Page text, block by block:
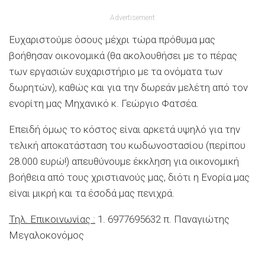
Advertisement
Ευχαριστούμε όσους μέχρι τώρα πρόθυμα μας
βοήθησαν οικονομικά (θα ακολουθήσει με το πέρας
των εργασιών ευχαριστήριο με τα ονόματα των
δωρητών), καθώς και για την δωρεάν μελέτη από τον
ενορίτη μας Μηχανικό κ. Γεώργιο Φατσέα.
Επειδή όμως το κόστος είναι αρκετά υψηλό για την
τελική αποκατάσταση του κωδωνοστασίου (περίπου
28.000 ευρώ!) απευθύνουμε έκκληση για οικονομική
βοήθεια από τους χριστιανούς μας, διότι η Ενορία μας
είναι μικρή και τα έσοδά μας πενιχρά.
Τηλ. Επικοινωνίας : 1. 6977695632 π. Παναγιώτης
Μεγαλοκονόμος